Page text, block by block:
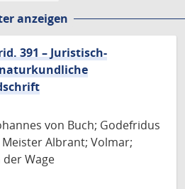
anzeigen
391 – Juristisch-
von Buch; Godefridus
Albrant; Volmar;
Wage